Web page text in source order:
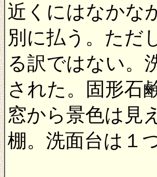
近くにはなかな
別に払う。ただ
る訳ではない。
された。固形石
窓から景色は見
棚。洗面台は１